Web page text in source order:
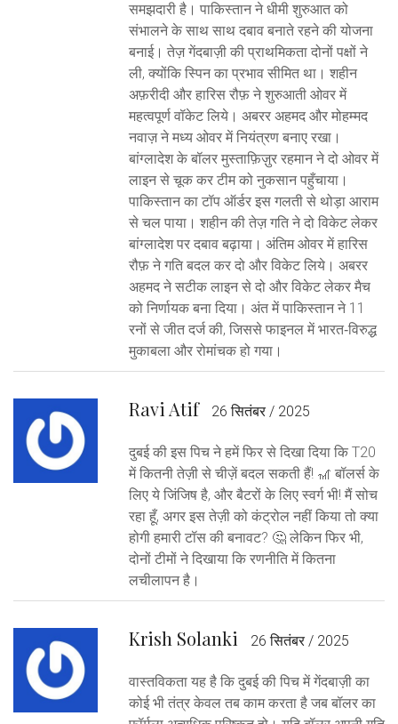
समझदारी है। पाकिस्तान ने धीमी शुरुआत को
संभालने के साथ साथ दबाव बनाते रहने की योजना
बनाई। तेज़ गेंदबाज़ी की प्राथमिकता दोनों पक्षों ने
ली, क्योंकि स्पिन का प्रभाव सीमित था। शहीन
अफ़रीदी और हारिस रौफ़ ने शुरुआती ओवर में
महत्वपूर्ण वॉकेट लिये। अबरर अहमद और मोहम्मद
नवाज़ ने मध्य ओवर में नियंत्रण बनाए रखा।
बांग्लादेश के बॉलर मुस्ताफ़िज़ुर रहमान ने दो ओवर में
लाइन से चूक कर टीम को नुकसान पहुँचाया।
पाकिस्तान का टॉप ऑर्डर इस गलती से थोड़ा आराम
से चल पाया। शहीन की तेज़ गति ने दो विकेट लेकर
बांग्लादेश पर दबाव बढ़ाया। अंतिम ओवर में हारिस
रौफ़ ने गति बदल कर दो और विकेट लिये। अबरर
अहमद ने सटीक लाइन से दो और विकेट लेकर मैच
को निर्णायक बना दिया। अंत में पाकिस्तान ने 11
रनों से जीत दर्ज की, जिससे फाइनल में भारत‑विरुद्ध
मुकाबला और रोमांचक हो गया।
Ravi Atif 26 सितंबर / 2025
दुबई की इस पिच ने हमें फिर से दिखा दिया कि T20
में कितनी तेज़ी से चीज़ें बदल सकती हैं! 🎢 बॉलर्स के
लिए ये जिंजिष है, और बैटरों के लिए स्वर्ग भी! मैं सोच
रहा हूँ, अगर इस तेज़ी को कंट्रोल नहीं किया तो क्या
होगी हमारी टॉस की बनावट? 🤔 लेकिन फिर भी,
दोनों टीमों ने दिखाया कि रणनीति में कितना
लचीलापन है।
Krish Solanki 26 सितंबर / 2025
वास्तविकता यह है कि दुबई की पिच में गेंदबाज़ी का
कोई भी तंत्र केवल तब काम करता है जब बॉलर का